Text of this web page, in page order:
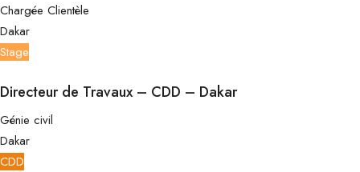
Chargée Clientèle
Dakar
Stage
Directeur de Travaux – CDD – Dakar
Génie civil
Dakar
CDD